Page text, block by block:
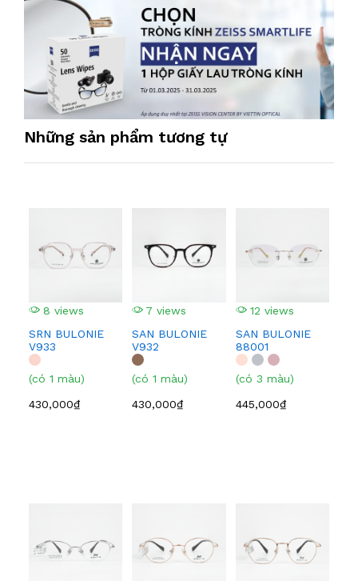
Những sản phẩm tương tự
8 views
SRN BULONIE
V933
(có 1 màu)
430,000₫
7 views
SAN BULONIE
V932
(có 1 màu)
430,000₫
12 views
SAN BULONIE
88001
(có 3 màu)
445,000₫